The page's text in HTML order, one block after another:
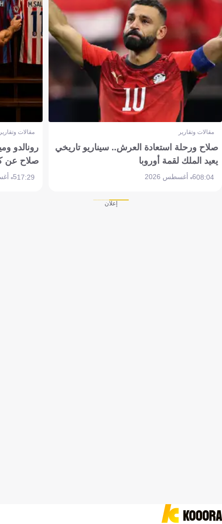
مقالات وتقارير
صلاح ورحلة استعادة العرش.. سيناريو تاريخي
يعيد الملك لقمة أوروبا
08:046 أغسطس 2026
مقالات
رونالدو
صلاح عن
17:295 أغسطس 2026
إعلان